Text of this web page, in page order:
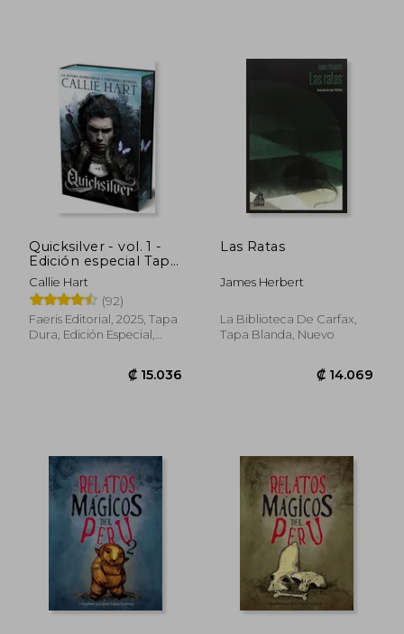
Quicksilver - vol. 1 -
Edición especial Tapa
dura cantos pintados
Callie Hart
(92)
Faeris Editorial, 2025, Tapa
Dura, Edición Especial,
Las Ratas
James Herbert
La Biblioteca De Carfax,
Tapa Blanda, Nuevo